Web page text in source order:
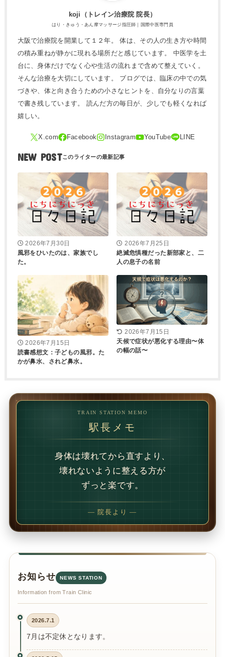
koji（トレ​イン治療院 院長）
はり・きゅう・あん摩マッサージ指圧師｜国際中医専門員
大阪で治療院を開業して１２年。 体は、その人の生き方や時間
の積み重ねが静かに現れる場所だと感じています。 中医学を土
台に、身体だけでなく心や生活の流れまで含めて整えていく。
そんな治療を大切にしています。 ブログでは、臨床の中での気
づきや、体と向き合うための小さなヒントを、自分なりの言葉
で書き残しています。 読んだ方の毎日が、少しでも軽くなれば
嬉しい。
NEW POST
2026年7月30日
風邪をひいたのは、家族でし
た。
2026年7月25日
絶滅危惧種だった新部家と、二
人の息子の名前
2026年7月15日
読書感想文：子どもの風邪。た
かが鼻水、されど鼻水。
2026年7月15日
天候で症状が悪化する理由〜体
の幅の話〜
TRAIN STATION MEMO
駅長メモ
1回で変わることもあります。
でも、続けることで
変わることの方が多いです。
— 院長より —
お知らせ NEWS STATION
Information from Train Clinic
2026.7.1
7月は不定休となります。